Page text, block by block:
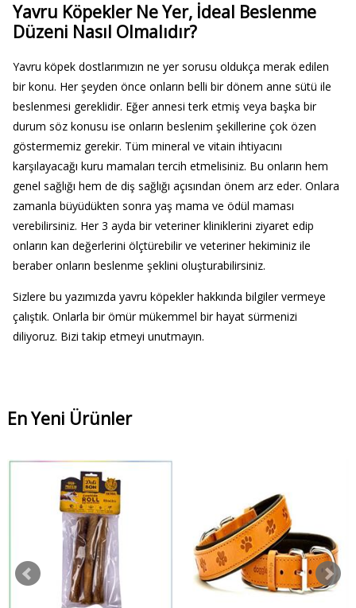
Yavru Köpekler Ne Yer, İdeal Beslenme
Düzeni Nasıl Olmalıdır?
Yavru köpek dostlarımızın ne yer sorusu oldukça merak edilen
bir konu. Her şeyden önce onların belli bir dönem anne sütü ile
beslenmesi gereklidir. Eğer annesi terk etmiş veya başka bir
durum söz konusu ise onların beslenim şekillerine çok özen
göstermemiz gerekir. Tüm mineral ve vitain ihtiyacını
karşılayacağı kuru mamaları tercih etmelisiniz. Bu onların hem
genel sağlığı hem de diş sağlığı açısından önem arz eder. Onlara
zamanla büyüdükten sonra yaş mama ve ödül maması
verebilirsiniz. Her 3 ayda bir veteriner kliniklerini ziyaret edip
onların kan değerlerini ölçtürebilir ve veteriner hekiminiz ile
beraber onların beslenme şeklini oluşturabilirsiniz.
Sizlere bu yazımızda yavru köpekler hakkında bilgiler vermeye
çalıştık. Onlarla bir ömür mükemmel bir hayat sürmenizi
diliyoruz. Bizi takip etmeyi unutmayın.
En Yeni Ürünler